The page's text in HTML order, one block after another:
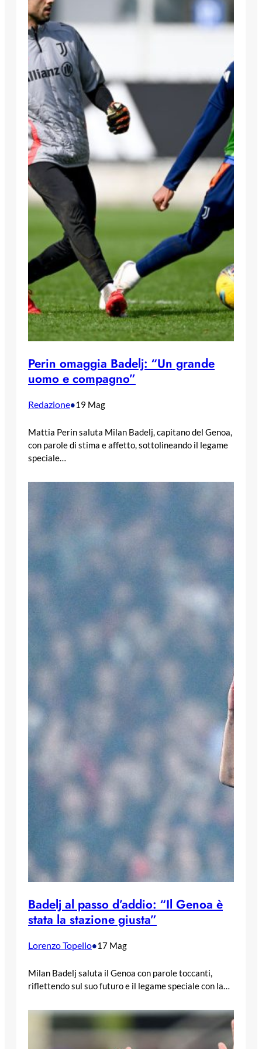
Perin omaggia Badelj: “Un grande
uomo e compagno”
Redazione•19 Mag
Mattia Perin saluta Milan Badelj, capitano del Genoa,
con parole di stima e affetto, sottolineando il legame
speciale…
Badelj al passo d’addio: “Il Genoa è
stata la stazione giusta”
Lorenzo Topello•17 Mag
Milan Badelj saluta il Genoa con parole toccanti,
riflettendo sul suo futuro e il legame speciale con la…